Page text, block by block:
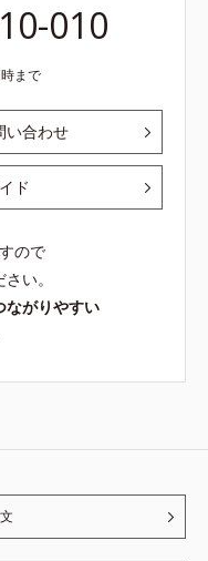
010
まで
い合わせ
ド
ので
い。
ながりやすい